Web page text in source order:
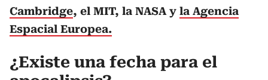
Cambridge, el MIT, la NASA y la Agencia
Espacial Europea.
¿Existe una fecha para el